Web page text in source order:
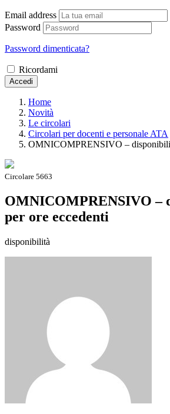
Email address
Password
Password dimenticata?
Ricordami
Accedi
Home
Novità
Le circolari
Circolari per docenti e personale ATA
OMNICOMPRENSIVO –
Circolare 5663
OMNICOMPRENSIVO –
per ore eccedenti
disponibilità